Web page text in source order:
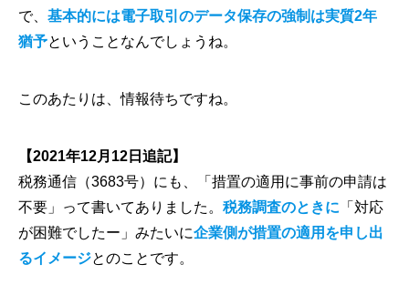
で、 基本的には電子取引のデータ保存の強制は実質2年
猶予ということなんでしょうね。
このあたりは、情報待ちですね。
【2021年12月12日追記】
税務通信（3683号）にも、「措置の適用に事前の申請は
不要」って書いてありました。 税務調査のときに 「対応
が困難でしたー」みたいに企業側が措置の適用を申し出
るイメージとのことです。